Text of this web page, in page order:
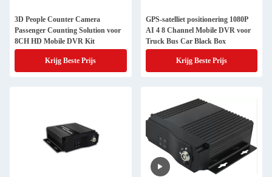
3D People Counter Camera
Passenger Counting Solution voor
8CH HD Mobile DVR Kit
Krijg Beste Prijs
GPS-satelliet positionering 1080P
AI 4 8 Channel Mobile DVR voor
Truck Bus Car Black Box
Krijg Beste Prijs